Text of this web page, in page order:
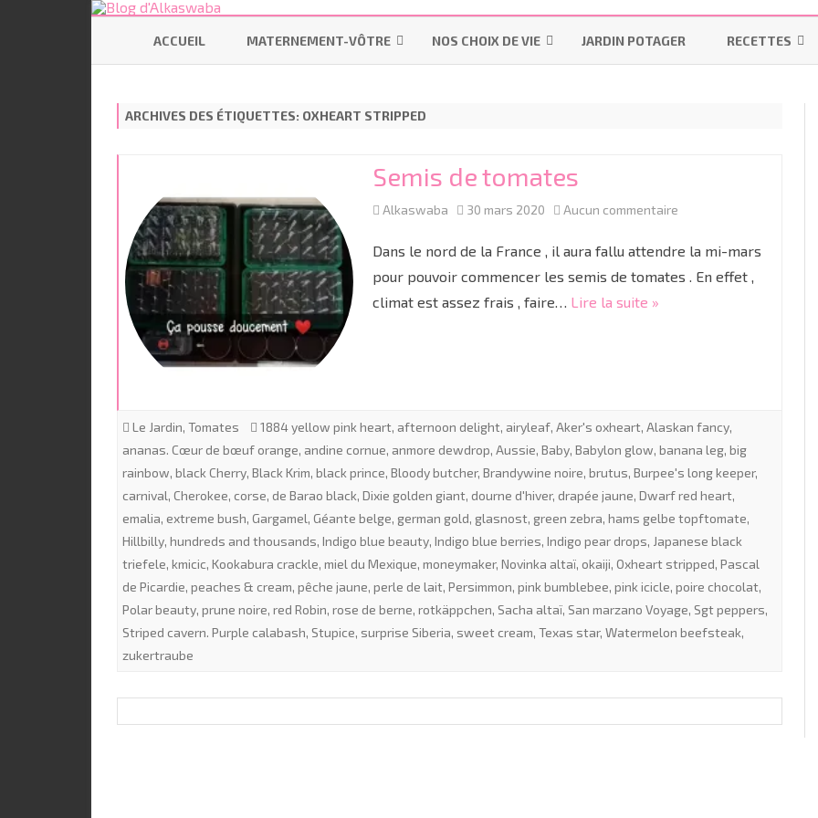
au
ACCUEIL MATERNEMENT-VÔTRE
PROJET DE NAISSANCE
ALLAITEMENT
BÉBÉ ÉCOLO
LINGETTES LAVABLES ET LOTIONS
NOS CHOIX DE VIE
CYCLE 3
JARDIN POTAGER RECETTES
ARCHIVES DES ÉTIQUETTES: OXHEART STRIPPED
Semis de tomates
Alkaswaba 30 mars 2020 Aucun commentaire
de
Dans le nord de la France , il aura fallu attendre la mi-mars
pour pouvoir commencer les semis de tomates . En effet ,
climat est assez frais , faire… Lire la suite »
Le Jardin, Tomates 1884 yellow pink heart, afternoon delight, airyleaf, Aker's oxheart, Alaskan fancy,
ananas. Cœur de bœuf orange, andine cornue, anmore dewdrop, Aussie, Baby, Babylon glow, banana leg, big
rainbow, black Cherry, Black Krim, black prince, Bloody butcher, Brandywine noire, brutus, Burpee's long keeper,
carnival, Cherokee, corse, de Barao black, Dixie golden giant, dourne d'hiver, drapée jaune, Dwarf red heart,
emalia, extreme bush, Gargamel, Géante belge, german gold, glasnost, green zebra, hams gelbe topftomate,
Hillbilly, hundreds and thousands, Indigo blue beauty, Indigo blue berries, Indigo pear drops, Japanese black
triefele, kmicic, Kookabura crackle, miel du Mexique, moneymaker, Novinka altaï, okaiji, Oxheart stripped, Pascal
de Picardie, peaches & cream, pêche jaune, perle de lait, Persimmon, pink bumblebee, pink icicle, poire chocolat,
Polar beauty, prune noire, red Robin, rose de berne, rotkäppchen, Sacha altaï, San marzano Voyage, Sgt peppers,
Striped cavern. Purple calabash, Stupice, surprise Siberia, sweet cream, Texas star, Watermelon beefsteak,
zukertraube